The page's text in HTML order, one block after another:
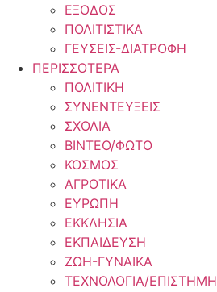
ΕΞΟΔΟΣ
ΠΟΛΙΤΙΣΤΙΚΑ
ΓΕΥΣΕΙΣ-ΔΙΑΤΡΟΦΗ
ΠΕΡΙΣΣΟΤΕΡΑ
ΠΟΛΙΤΙΚΗ
ΣΥΝΕΝΤΕΥΞΕΙΣ
ΣΧΟΛΙΑ
ΒΙΝΤΕΟ/ΦΩΤΟ
ΚΟΣΜΟΣ
ΑΓΡΟΤΙΚΑ
ΕΥΡΩΠΗ
ΕΚΚΛΗΣΙΑ
ΕΚΠΑΙΔΕΥΣΗ
ΖΩΗ-ΓΥΝΑΙΚΑ
ΤΕΧΝΟΛΟΓΙΑ/ΕΠΙΣΤΗΜΗ